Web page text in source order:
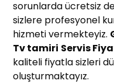
sorunlarda ücretsiz
sizlere profesyonel
hizmeti vermekteyiz.
Tv tamiri Servis
kaliteli fiyatla sizleri
oluşturmaktayız.